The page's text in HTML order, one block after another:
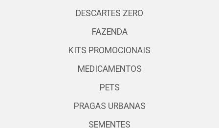
DESCARTES ZERO
FAZENDA
KITS PROMOCIONAIS
MEDICAMENTOS
PETS
PRAGAS URBANAS
SEMENTES